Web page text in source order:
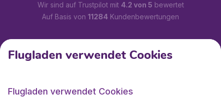
Wir sind auf Trustpilot mit 4.2 von 5 bewertet
Auf Basis von 11284 Kundenbewertungen
Kundenservice
Flugladen.at
Flugladen verwendet Cookies
Flugladen verwendet Cookies